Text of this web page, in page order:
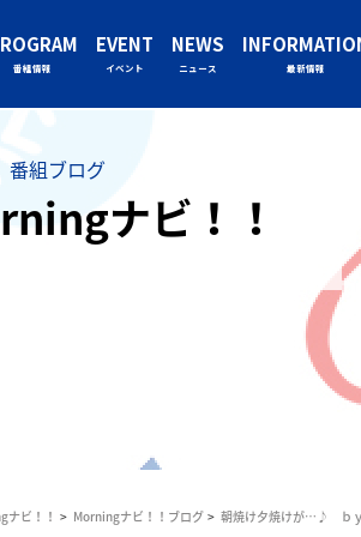
番組情報
EVENT
イベント
NEWS
ニュース 最新情報
番組ブログ
ナビ！！
ナビ！！ Morningナビ！！ブログ 朝焼け夕焼けが…♪ ｂ